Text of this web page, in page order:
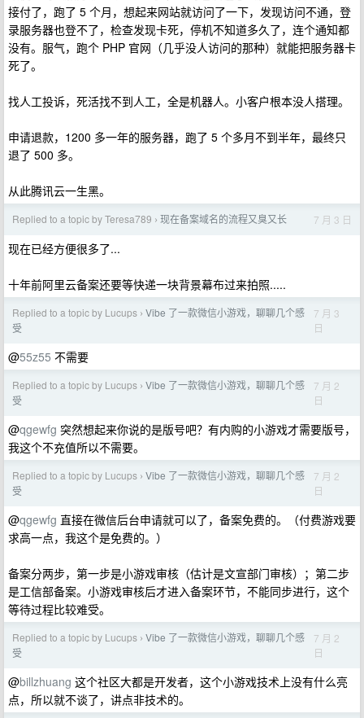
接付了，跑了 5 个月，想起来网站就访问了一下，发现访问不通，登
录服务器也登不了，检查发现卡死，停机不知道多久了，连个通知都
没有。服气，跑个 PHP 官网（几乎没人访问的那种）就能把服务器卡
死了。
找人工投诉，死活找不到人工，全是机器人。小客户根本没人搭理。
申请退款，1200 多一年的服务器，跑了 5 个多月不到半年，最终只
退了 500 多。
从此腾讯云一生黑。
Replied to a topic by Teresa789 › 现在备案域名的流程又臭又长 7 月 3 日
现在已经方便很多了...
十年前阿里云备案还要等快递一块背景幕布过来拍照.....
Replied to a topic by Lucups › Vibe 了一款微信小游戏，聊聊几个感
受
7 月 3
日
@55z55 不需要
Replied to a topic by Lucups › Vibe 了一款微信小游戏，聊聊几个感
受
7 月 2
日
@qgewfg 突然想起来你说的是版号吧？有内购的小游戏才需要版号，
我这个不充值所以不需要。
Replied to a topic by Lucups › Vibe 了一款微信小游戏，聊聊几个感
受
7 月 2
日
@qgewfg 直接在微信后台申请就可以了，备案免费的。（付费游戏要
求高一点，我这个是免费的。）
备案分两步，第一步是小游戏审核（估计是文宣部门审核）；第二步
是工信部备案。小游戏审核后才进入备案环节，不能同步进行，这个
等待过程比较难受。
Replied to a topic by Lucups › Vibe 了一款微信小游戏，聊聊几个感
受
7 月 2
日
@billzhuang 这个社区大都是开发者，这个小游戏技术上没有什么亮
点，所以就不谈了，讲点非技术的。